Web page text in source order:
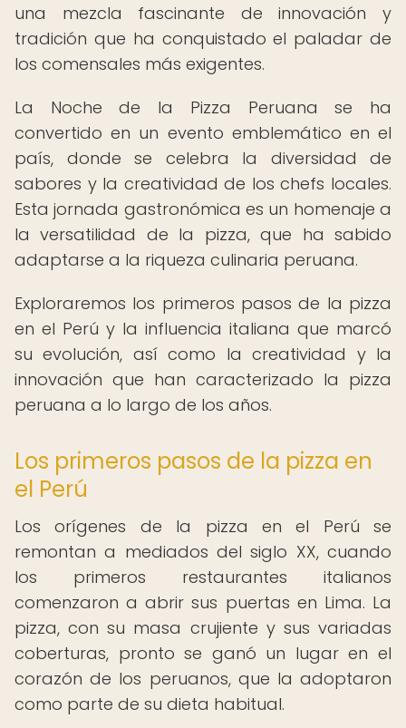
una mezcla fascinante de innovación y
tradición que ha conquistado el paladar de
los comensales más exigentes.
La Noche de la Pizza Peruana se ha
convertido en un evento emblemático en el
país, donde se celebra la diversidad de
sabores y la creatividad de los chefs locales.
Esta jornada gastronómica es un homenaje a
la versatilidad de la pizza, que ha sabido
adaptarse a la riqueza culinaria peruana.
Exploraremos los primeros pasos de la pizza
en el Perú y la influencia italiana que marcó
su evolución, así como la creatividad y la
innovación que han caracterizado la pizza
peruana a lo largo de los años.
Los primeros pasos de la pizza en
el Perú
Los orígenes de la pizza en el Perú se
remontan a mediados del siglo XX, cuando
los primeros restaurantes italianos
comenzaron a abrir sus puertas en Lima. La
pizza, con su masa crujiente y sus variadas
coberturas, pronto se ganó un lugar en el
corazón de los peruanos, que la adoptaron
como parte de su dieta habitual.